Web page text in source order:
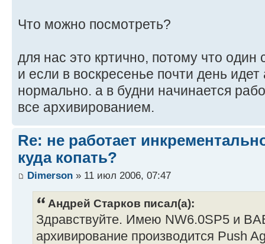
Что можно посмотреть?
для нас это кртично, потому что
и если в воскресенье почти день
нормально. а в будни начинается
все архивированием.
Re: не работает
куда копать?
Dimerson » 11 июл 2006, 07:47
Андрей Старков писал(а):
Здравствуйте. Имею NW6.0SP5 и
архивирование производится Push